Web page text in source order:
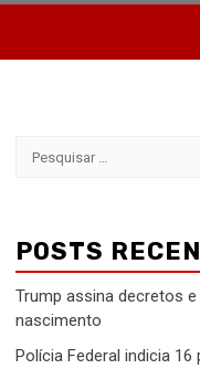
Pesquisar
POSTS
Trump assina decretos
nascimento
Polícia Federal indicia